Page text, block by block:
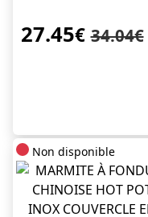
27.45€ 34.04€
Non disponible